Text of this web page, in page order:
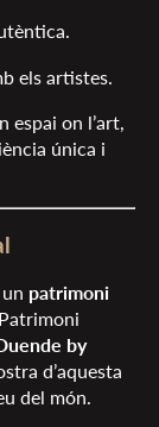
els artistes.
espai on l’art,
única i
patrimoni
by
d’aquesta
del món.